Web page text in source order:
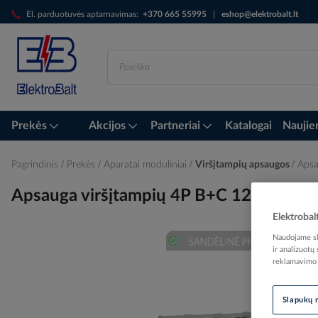
El. parduotuvės aptarnavimas: +370 665 55995 eshop@elektrobalt.lt
Skip
to
Content
Prekės Akcijos Partneriai Katalogai
Pagrindinis Prekės Aparatai moduliniai Viršįtampių apsaugos
Apsauga viršįtampių 4P B+C 12.5/60kA
Naudojame
ir analizuotų
reklamavimo
Slapukų